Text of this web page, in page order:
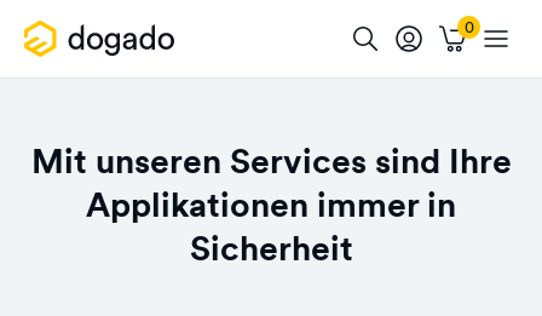
Mit unseren Services sind Ihre
Applikationen immer in
Sicherheit